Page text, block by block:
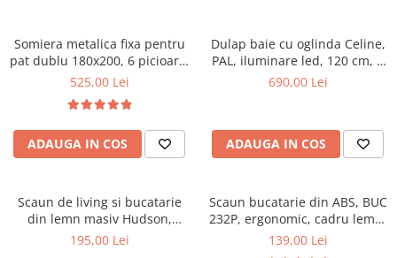
Saltele 180x200
Top saltele
Top saltele 5 cm
Top saltele memory 5 cm
Top saltele MemoHR 6.5 cm
Saltele cu plasa de arcuri
Saltele cu spuma
Birouri
Scaune pentru birou
Scaune pentru vizitatori
Scaune manager
Mobilier bucatarie
Mese bucatarie
Mobila bucatarie
Seturi mese si scaune bucatarie
Mobilier hol
Somiera metalica fixa pentru
pat dublu 180x200, 6 picioare,
32 lamele lemn fag, benzi
negru
525,00 Lei
ADAUGA IN COS
Dulap baie cu oglinda Celine,
PAL, iluminare led, 120 cm, 3
usi, 3 rafturi, soft close, alb
690,00 Lei
ADAUGA IN COS
Scaun de living si bucatarie
din lemn masiv Hudson,
tapiterie stofa,100 kg,
195,00 Lei
Scaun bucatarie din ABS, BUC
232P, ergonomic, cadru lemn,
100 kg
139,00 Lei